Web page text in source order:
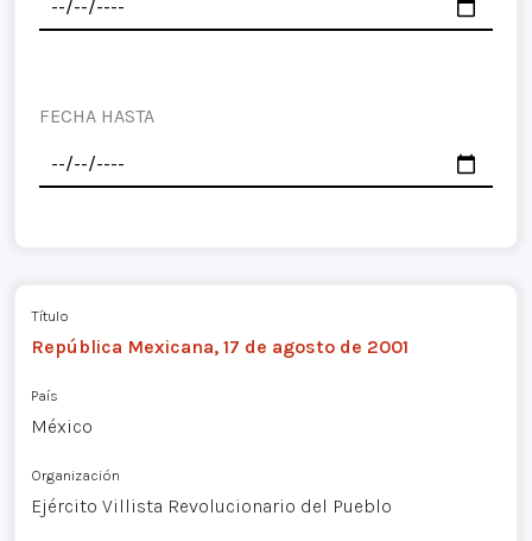
FECHA HASTA
Título
República Mexicana, 17 de agosto de 2001
País
México
Organización
Ejército Villista Revolucionario del Pueblo